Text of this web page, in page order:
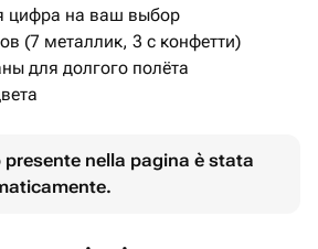
цифра на ваш выбор
(7 металлик, 3 с конфетти)
для долгого полёта
presente nella pagina è stata